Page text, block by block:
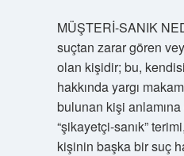
MÜŞTERİ-SANIK
suçtan zarar gören
olan kişidir; bu,
hakkında yargı
bulunan kişi
“şikayetçi-sanık”
kişinin başka bir suç